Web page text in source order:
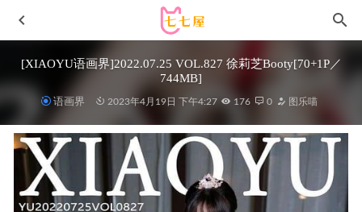
[XIAOYU语画界]2022.07.25 VOL.827 徐莉芝Booty[70+1P／
744MB]
语画界 2023年4月19日 下午4:27 176 0 图乐喵